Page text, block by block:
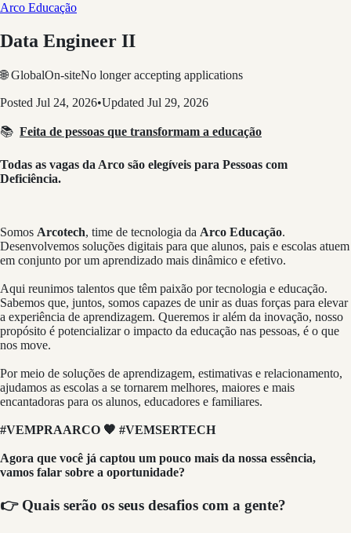
Arco Educação
Data Engineer II
🌐 GlobalOn-siteNo longer accepting applications
Posted Jul 24, 2026•Updated Jul 29, 2026
📚 Feita de pessoas que transformam a educação
Todas as vagas da Arco são elegíveis para Pessoas com
Deficiência.
Somos Arcotech, time de tecnologia da Arco Educação.
Desenvolvemos soluções digitais para que alunos, pais e escolas atuem
em conjunto por um aprendizado mais dinâmico e efetivo.
Aqui reunimos talentos que têm paixão por tecnologia e educação.
Sabemos que, juntos, somos capazes de unir as duas forças para elevar
a experiência de aprendizagem. Queremos ir além da inovação, nosso
propósito é potencializar o impacto da educação nas pessoas, é o que
nos move.
Por meio de soluções de aprendizagem, estimativas e relacionamento,
ajudamos as escolas a se tornarem melhores, maiores e mais
encantadoras para os alunos, educadores e familiares.
#VEMPRAARCO 🧡 #VEMSERTECH
Agora que você já captou um pouco mais da nossa essência,
vamos falar sobre a oportunidade?
👉 Quais serão os seus desafios com a gente?